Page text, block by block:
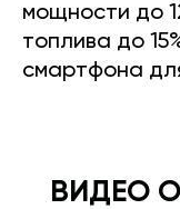
мощности до
топлива до
смартфона
ВИДЕО